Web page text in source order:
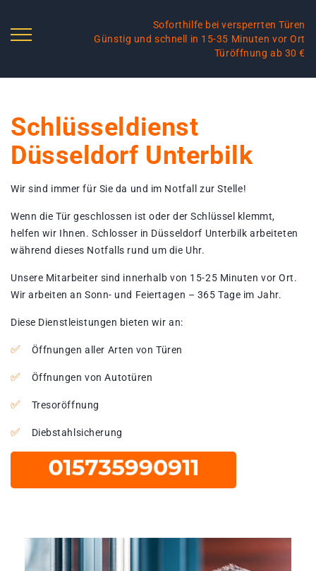
Soforthilfe bei versperrten Türen
Günstig und schnell in 15-35 Minuten vor Ort
Türöffnung ab 30 €
Schlüsseldienst
Düsseldorf Unterbilk
Wir sind immer für Sie da und im Notfall zur Stelle!
Wenn die Tür geschlossen ist oder der Schlüssel klemmt,
helfen wir Ihnen. Schlosser in Düsseldorf Unterbilk arbeiteten
während dieses Notfalls rund um die Uhr.
Unsere Mitarbeiter sind innerhalb von 15-25 Minuten vor Ort.
Wir arbeiten an Sonn- und Feiertagen – 365 Tage im Jahr.
Diese Dienstleistungen bieten wir an:
Öffnungen aller Arten von Türen
Öffnungen von Autotüren
Tresoröffnung
Diebstahlsicherung